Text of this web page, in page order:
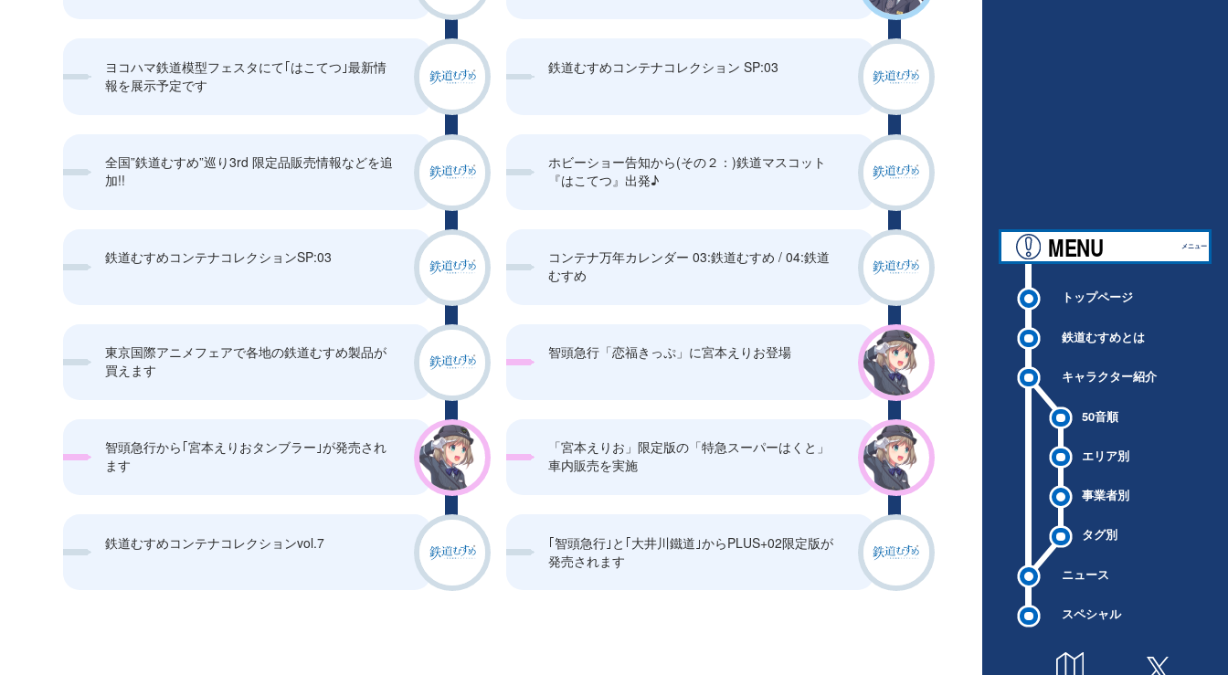
MENU メニュー
トップページ
鉄道むすめとは
キャラクター紹介
50音順
エリア別
事業者別
タグ別
ニュース
スペシャル
ヨコハマ鉄道模型フェスタにて｢はこてつ｣最新情
報を展示予定です
鉄道むすめコンテナコレクション SP:03
全国”鉄道むすめ”巡り3rd 限定品販売情報などを追
加!!
ホビーショー告知から(その２：)鉄道マスコット
『はこてつ』出発♪
鉄道むすめコンテナコレクションSP:03
コンテナ万年カレンダー 03:鉄道むすめ / 04:鉄道
むすめ
東京国際アニメフェアで各地の鉄道むすめ製品が
買えます
智頭急行「恋福きっぷ」に宮本えりお登場
智頭急行から｢宮本えりおタンブラー｣が発売され
ます
「宮本えりお」限定版の「特急スーパーはくと」
車内販売を実施
鉄道むすめコンテナコレクションvol.7
｢智頭急行｣と｢大井川鐵道｣からPLUS+02限定版が
発売されます